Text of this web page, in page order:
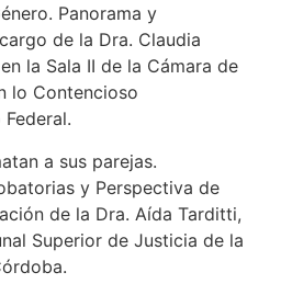
Panorama y
de la Dra. Claudia
la Sala II de la Cámara de
lo Contencioso
a sus parejas.
y Perspectiva de
de la Dra. Aída Tarditti,
Superior de Justicia de la